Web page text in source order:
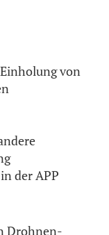
von
der APP
Drohnen-